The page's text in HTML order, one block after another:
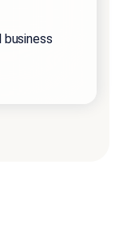
business